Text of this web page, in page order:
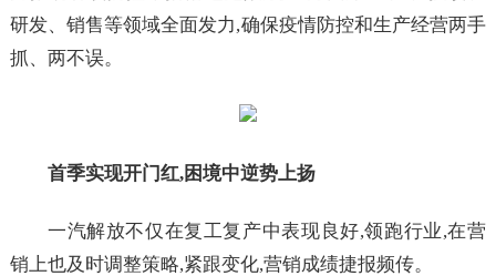
研发、销售等领域全面发力,确保疫情防控和生产经营两手
抓、两不误。
首季实现开门红,困境中逆势上扬
一汽解放不仅在复工复产中表现良好,领跑行业,在营
销上也及时调整策略,紧跟变化,营销成绩捷报频传。